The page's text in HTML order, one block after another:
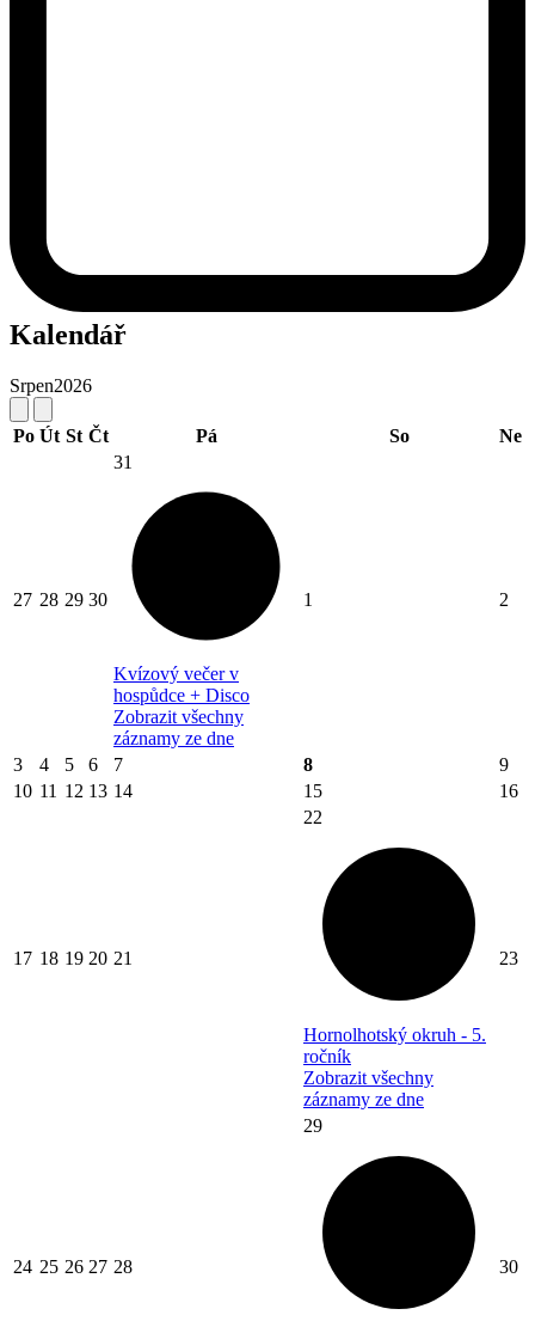
Kalendář
Srpen2026
Po Út St Čt Pá So Ne
27 28 29 30
31
Kvízový večer v
hospůdce + Disco
Zobrazit všechny
záznamy ze dne
1 2
3 4 5 6 7 8
9
10 11 12 13 14 15 16
17 18 19 20 21
22
Hornolhotský okruh - 5.
ročník
Zobrazit všechny
záznamy ze dne
23
24 25 26 27 28
29
30